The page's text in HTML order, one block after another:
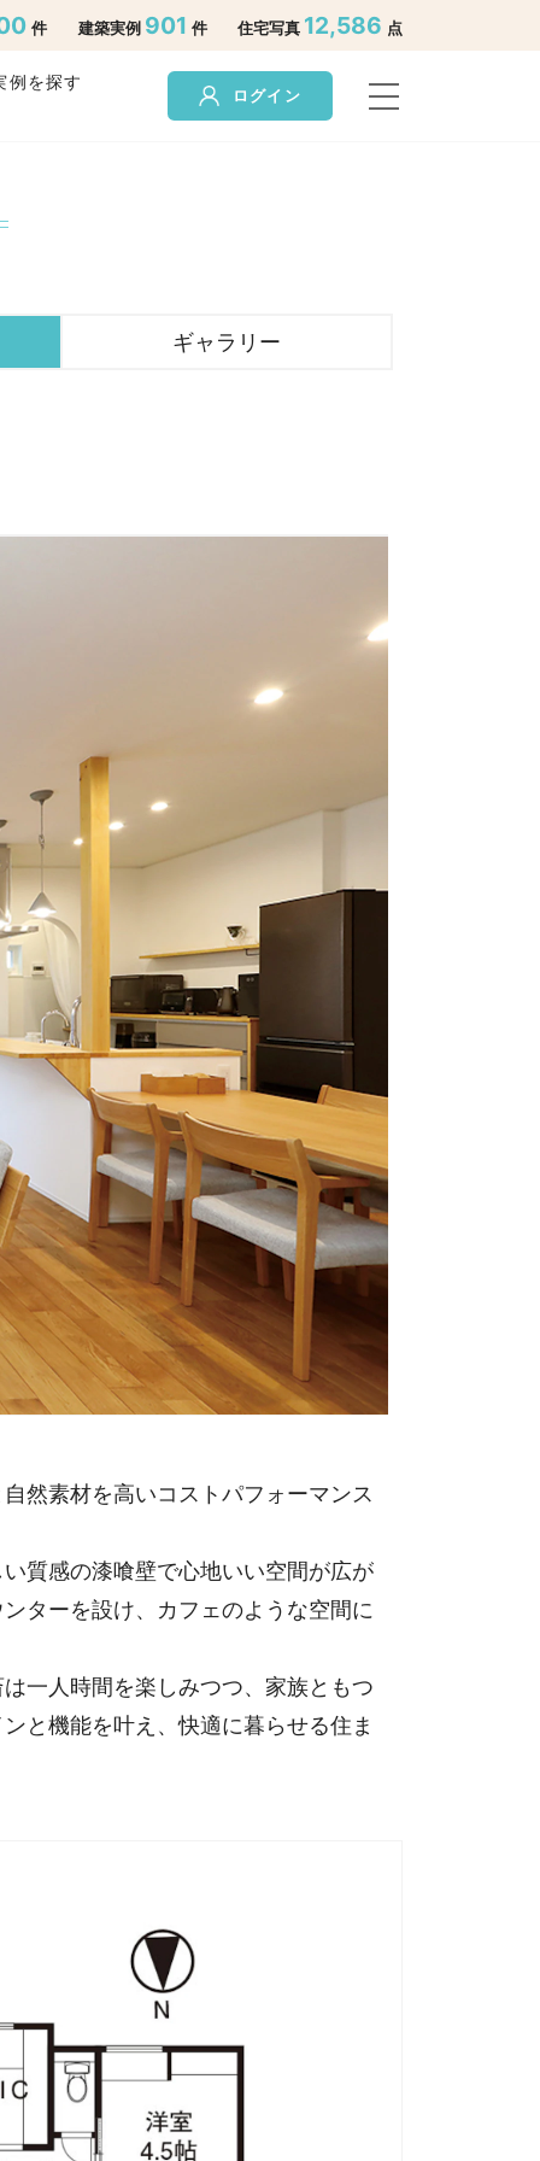
件 建築実例 901 件 住宅写真 12,586 点
例を探す
ログイン
ギャラリー
然素材を高いコストパフォーマンス
質感の漆喰壁で心地いい空間が広が
ターを設け、カフェのような空間に
一人時間を楽しみつつ、家族ともつ
と機能を叶え、快適に暮らせる住ま